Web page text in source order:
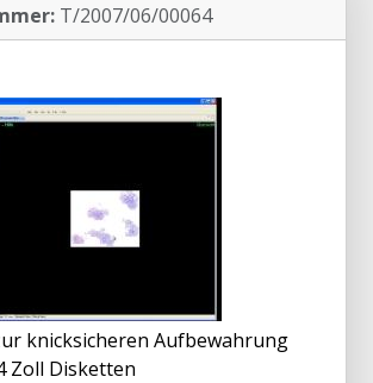
T/2007/06/00064
knicksicheren Aufbewahrung
Zoll Disketten